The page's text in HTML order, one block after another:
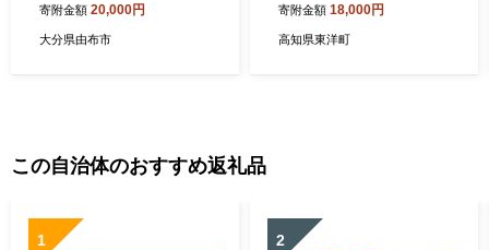
合わせ
寄附金額 20,000円
大分県由布市
米 おまかせ
寄附金額 18,000円
高知県東洋町
この自治体のおすすめ返礼品
1 2